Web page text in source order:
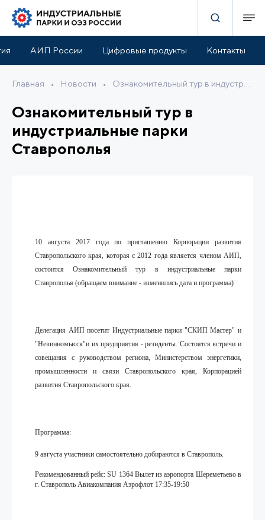
АИП России Цифровые продукты Контакты
Главная • Новости •
Ознакомительный тур в
индустриальные парки
Ставрополья
10 августа 2017 года по приглашению
Корпорации развития
Ставропольского края, которая с 2012 года является членом АИП,
состоится Ознакомительный тур в индустриальные парки
Ставрополья (обращаем внимание - изменились дата и программа)
Делегация АИП посетит Индустриальные парки "СКИП Мастер" и
"Невинномысск"и их предприятия - резиденты. Состоятся встречи и
совещания с руководством региона, Министерством энергетики,
промышленности и связи Ставропольского края, Корпорацией
развития Ставропольского края.
Программа:
9 августа участники самостоятельно добираются в Ставрополь.
Рекомендованный рейс:SU 1364 Вылет из аэропорта Шереметьево в
г. Ставрополь Авиакомпания Аэрофлот 17:35-19:50